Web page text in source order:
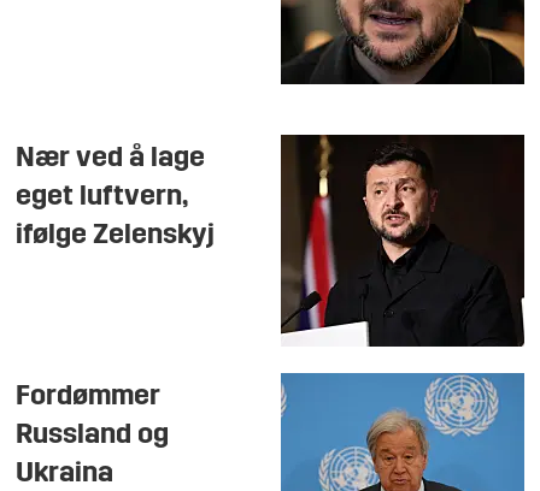
Nær ved å lage
eget luftvern,
ifølge Zelenskyj
Fordømmer
Russland og
Ukraina